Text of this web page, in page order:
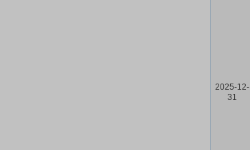
2025-12-
31